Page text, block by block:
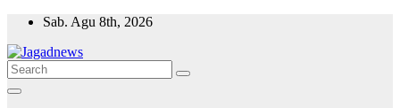
Skip
content
Sab. Agu 8th, 2026